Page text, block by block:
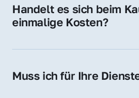
Handelt es sich beim
einmalige Kosten?
späteren Betrieb der
Gebühren an. Diese
Muss ich für Ihre